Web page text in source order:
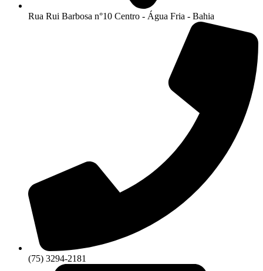
Rua Rui Barbosa n°10 Centro - Água Fria - Bahia
(75) 3294-2181